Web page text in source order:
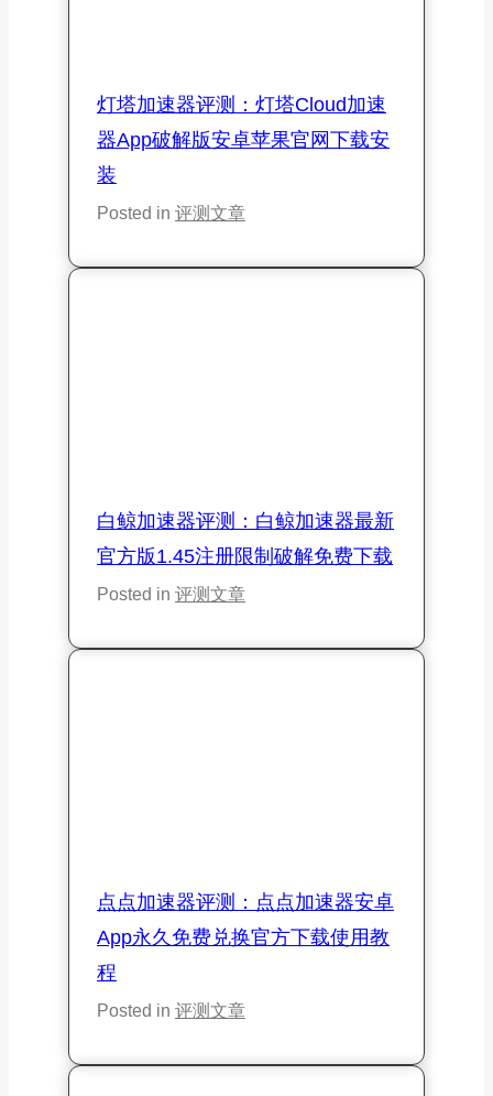
灯塔加速器评测：灯塔Cloud加速
器App破解版安卓苹果官网下载安
装
Posted in 评测文章
白鲸加速器评测：白鲸加速器最新
官方版1.45注册限制破解免费下载
Posted in 评测文章
点点加速器评测：点点加速器安卓
App永久免费兑换官方下载使用教
程
Posted in 评测文章